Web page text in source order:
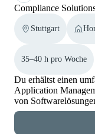
Compliance
Stuttgart
35–40 h pro Woche
Du erhältst einen
Application
von